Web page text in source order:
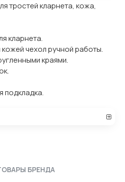
тростей кларнета, кожа,
кларнета.
чехол ручной работы.
краями.
подкладка.
БРЕНДА